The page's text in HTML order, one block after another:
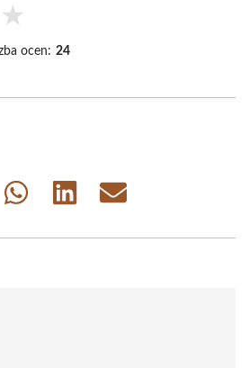
★
ocen: 24
Share
Share
Share